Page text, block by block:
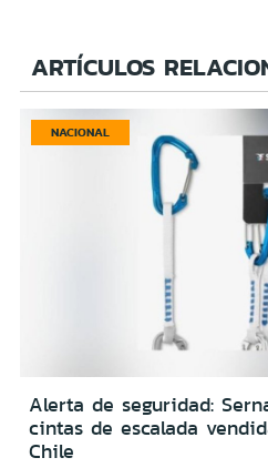
ARTÍCULOS
NACIONAL
Alerta de seguridad:
cintas de escalada
Chile